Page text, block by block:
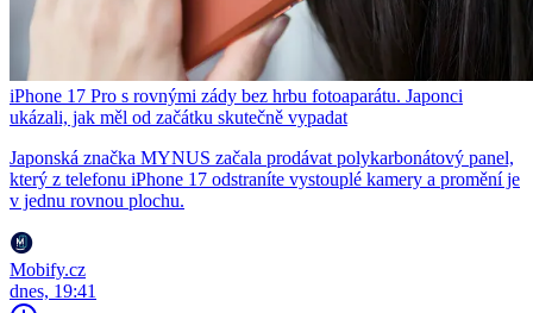
iPhone 17 Pro s rovnými zády bez hrbu fotoaparátu. Japonci
ukázali, jak měl od začátku skutečně vypadat
Japonská značka MYNUS začala prodávat polykarbonátový panel,
který z telefonu iPhone 17 odstraníte vystouplé kamery a promění je
v jednu rovnou plochu.
Mobify.cz
dnes, 19:41